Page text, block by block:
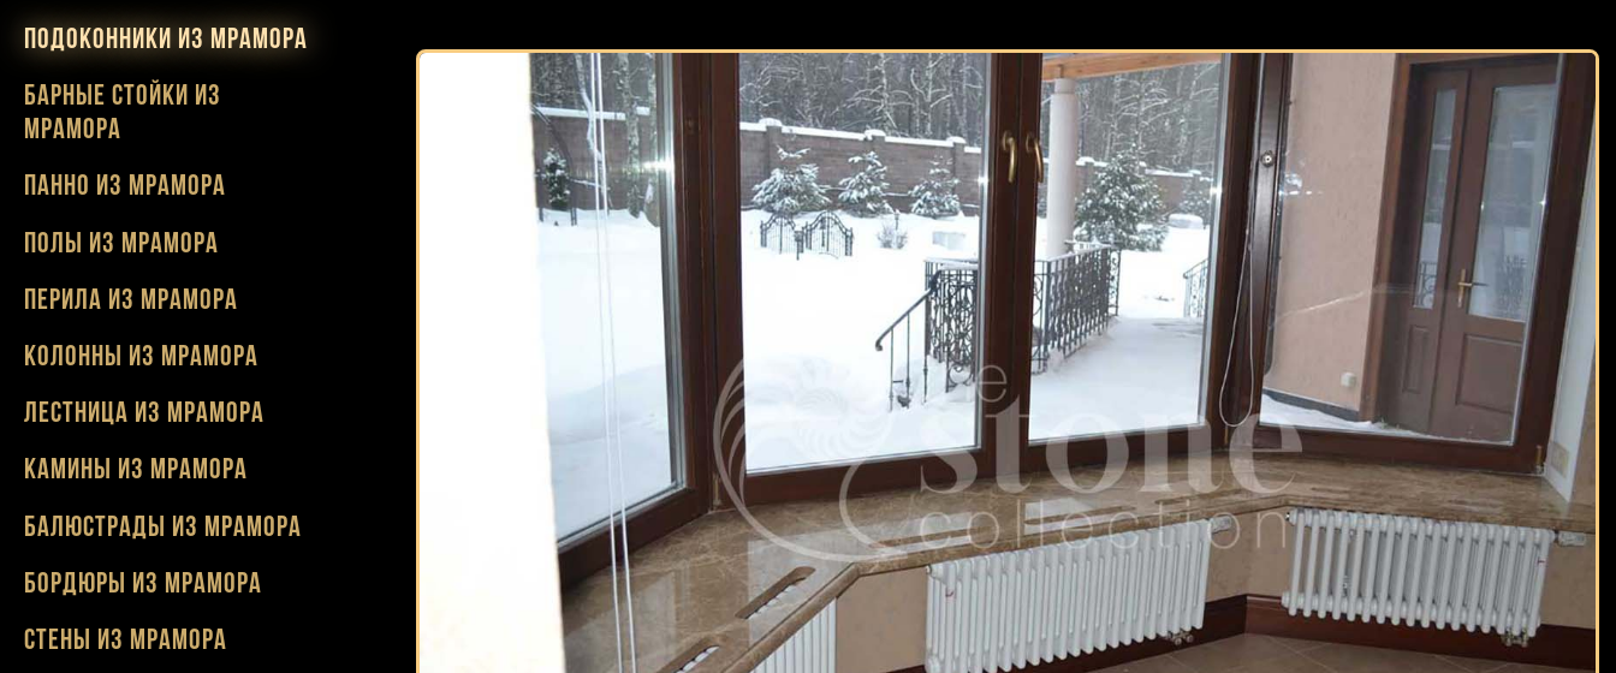
Подоконники из мрамора
Барные стойки из
мрамора
Панно из мрамора
Полы из мрамора
Перила из мрамора
Колонны из мрамора
Лестница из мрамора
Камины из мрамора
Балюстрады из мрамора
Бордюры из мрамора
Стены из мрамора